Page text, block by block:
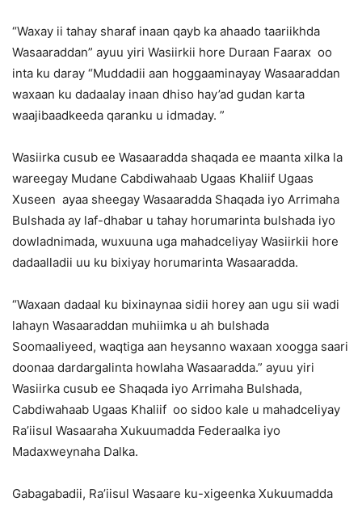
“Waxay ii tahay sharaf inaan qayb ka ahaado taariikhda
Wasaaraddan” ayuu yiri Wasiirkii hore Duraan Faarax oo
inta ku daray “Muddadii aan hoggaaminayay Wasaaraddan
waxaan ku dadaalay inaan dhiso hay’ad gudan karta
waajibaadkeeda qaranku u idmaday. ”
Wasiirka cusub ee Wasaaradda shaqada ee maanta xilka la
wareegay Mudane Cabdiwahaab Ugaas Khaliif Ugaas
Xuseen ayaa sheegay Wasaaradda Shaqada iyo Arrimaha
Bulshada ay laf-dhabar u tahay horumarinta bulshada iyo
dowladnimada, wuxuuna uga mahadceliyay Wasiirkii hore
dadaalladii uu ku bixiyay horumarinta Wasaaradda.
“Waxaan dadaal ku bixinaynaa sidii horey aan ugu sii wadi
lahayn Wasaaraddan muhiimka u ah bulshada
Soomaaliyeed, waqtiga aan heysanno waxaan xoogga saari
doonaa dardargalinta howlaha Wasaaradda.” ayuu yiri
Wasiirka cusub ee Shaqada iyo Arrimaha Bulshada,
Cabdiwahaab Ugaas Khaliif oo sidoo kale u mahadceliyay
Ra’iisul Wasaaraha Xukuumadda Federaalka iyo
Madaxweynaha Dalka.
Gabagabadii, Ra’iisul Wasaare ku-xigeenka Xukuumadda